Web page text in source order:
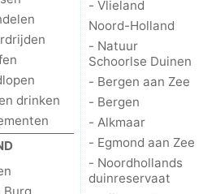
drinken
- Vlieland
Noord-Holland
- Natuur
Schoorlse Duinen
- Bergen aan Zee
- Bergen
- Alkmaar
- Egmond aan Zee
- Noordhollands
duinreservaat